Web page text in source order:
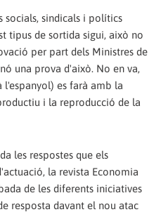
socials, sindicals i polítics
tipus de sortida sigui, això no
per part dels Ministres de
una prova d'això. No en va,
l'espanyol) es farà amb la
i la reproducció de la
les respostes que els
la revista Economia
de les diferents iniciatives
resposta davant el nou atac